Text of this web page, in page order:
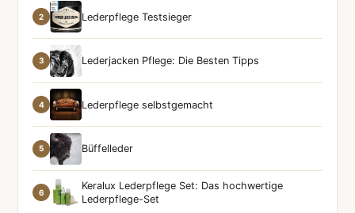
2 Lederpflege Testsieger
3 Lederjacken Pflege: Die Besten Tipps
4 Lederpflege selbstgemacht
5 Büffelleder
6
Keralux Lederpflege Set: Das hochwertige
Lederpflege-Set